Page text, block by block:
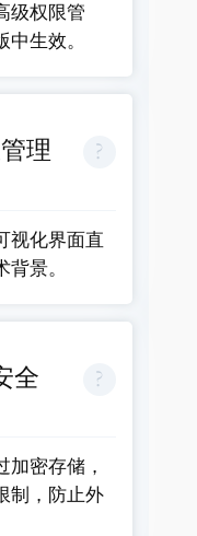
级权限管
生效。
理
视化界面直
景。
全
密存储，
制，防止外